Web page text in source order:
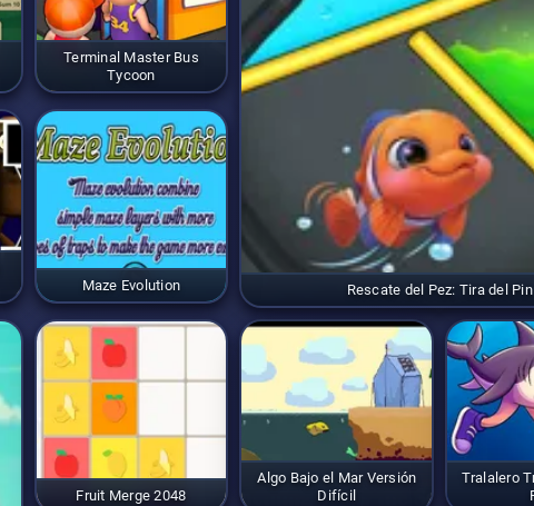
Terminal Master Bus
Tycoon
Rescate del Pez: Tira del Pin
Maze Evolution
Fruit Merge 2048
Algo Bajo el Mar Versión
Difícil
Tralalero